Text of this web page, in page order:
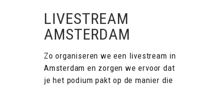
LIVESTREAM
AMSTERDAM
Zo organiseren we een livestream in
Amsterdam en zorgen we ervoor dat
je het podium pakt op de manier die